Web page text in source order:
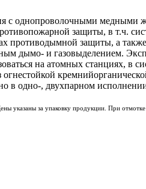
с однопроволочными медными
защиты, в т.ч.
противодымной защиты, а
дымо- и газовыделением.
на атомных станциях,
в одно-, двухпарном
указаны за упаковку продукции. При